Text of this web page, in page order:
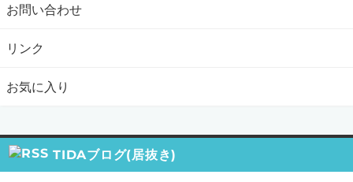
お問い合わせ
リンク
お気に入り
TIDAブログ(居抜き)